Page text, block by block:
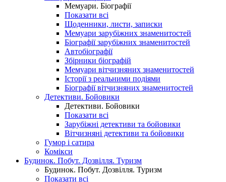
Мемуари. Біографії
Показати всі
Щоденники, листи, записки
Мемуари зарубіжних знаменитостей
Біографії зарубіжних знаменитостей
Автобіографії
Збірники біографій
Мемуари вітчизняних знаменитостей
Історії з реальними подіями
Біографії вітчизняних знаменитостей
Детективи. Бойовики
Детективи. Бойовики
Показати всі
Зарубіжні детективи та бойовики
Вітчизняні детективи та бойовики
Гумор і сатира
Комікси
Будинок. Побут. Дозвілля. Туризм
Будинок. Побут. Дозвілля. Туризм
Показати всі